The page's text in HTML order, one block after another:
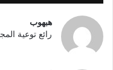
هبهوب
رائع توعية